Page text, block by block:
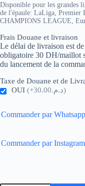
Disponible pour les grandes
de l'épaule: LaLiga, Premier
CHAMPIONS LEAGUE,
Frais Douane et livraison
Le délai de livraison est
obligatoire 30 DH/maillot
du lancement de la
Taxe de Douane et de
OUI
(+د.م.30.00)
Commander par Whatsapp
Commander par Instagram